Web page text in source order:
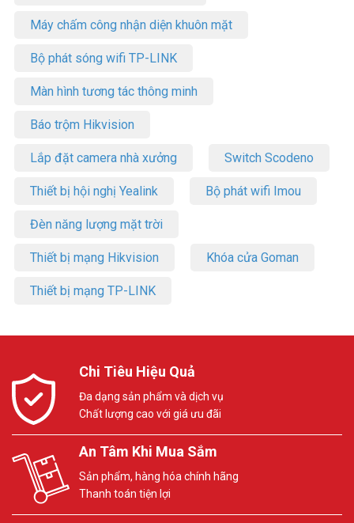
Máy chấm công nhận diện khuôn mặt
Bộ phát sóng wifi TP-LINK
Màn hình tương tác thông minh
Báo trộm Hikvision
Lắp đặt camera nhà xưởng Switch Scodeno
Thiết bị hội nghị Yealink Bộ phát wifi Imou
Đèn năng lượng mặt trời
Thiết bị mạng Hikvision Khóa cửa Goman
Thiết bị mạng TP-LINK
Chi Tiêu Hiệu Quả
Đa dạng sản phẩm và dịch vụ
Chất lượng cao với giá ưu đãi
An Tâm Khi Mua Sắm
Sản phẩm, hàng hóa chính hãng
Thanh toán tiện lợi